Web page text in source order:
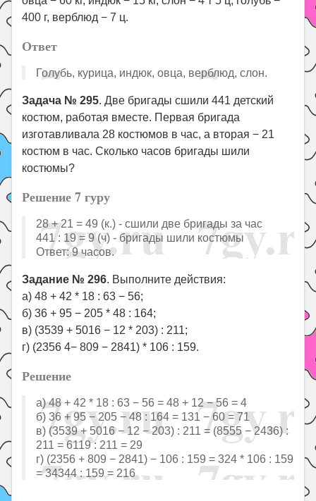
400 г, верблюд − 7 ц.
Ответ
Голубь, курица, индюк, овца, верблюд, слон.
Задача № 295. Две бригады сшили 441 детский
костюм, работая вместе. Первая бригада
изготавливала 28 костюмов в час, а вторая − 21
костюм в час. Сколько часов бригады шили
костюмы?
Решение 7 гуру
28 + 21 = 49 (к.) - сшили две бригады за час
441 : 19 = 9 (ч) - бригады шили костюмы
Ответ: 9 часов.
Задание № 296. Выполните действия:
а) 48 + 42 * 18 : 63 − 56;
б) 36 + 95 − 205 * 48 : 164;
в) (3539 + 5016 − 12 * 203) : 211;
г) (2356 4− 809 − 2841) * 106 : 159.
Решение
а) 48 + 42 * 18 : 63 − 56 = 48 + 12 − 56 = 4
б) 36 + 95 − 205 − 48 : 164 = 131 − 60 = 71
в) (3539 + 5016 − 12 − 203) : 211 = (8555 − 2436) :
211 = 6119 : 211 = 29
г) (2356 + 809 − 2841) − 106 : 159 = 324 * 106 : 159
= 34344 : 159 = 216